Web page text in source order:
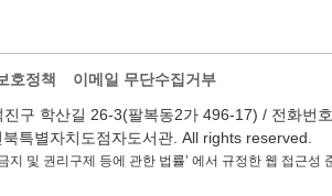
호정책
이메일 무단수집거부
구 학산길 26-3(팔복동2가 496-17) / 전화
특별자치도점자도서관. All rights reserved.
지 및 권리구제 등에 관한 법률’ 에서 규정한 웹 접근